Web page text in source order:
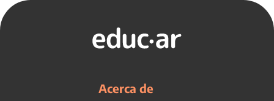
Acerca de